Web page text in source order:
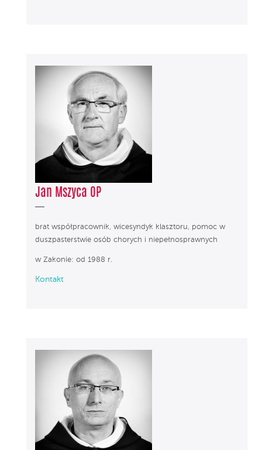
Jan Mszyca OP
brat współpracownik, wicesyndyk klasztoru, pomoc w
duszpasterstwie osób chorych i niepełnosprawnych
w Zakonie: od 1988 r.
Kontakt